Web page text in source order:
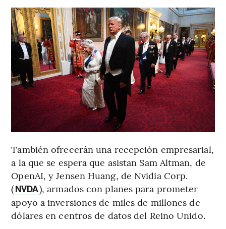
También ofrecerán una recepción empresarial,
a la que se espera que asistan Sam Altman, de
OpenAI, y Jensen Huang, de Nvidia Corp.
(NVDA), armados con planes para prometer
apoyo a inversiones de miles de millones de
dólares en centros de datos del Reino Unido.